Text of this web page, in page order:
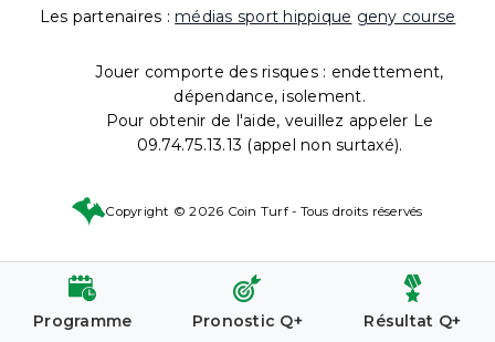
Les partenaires : médias sport hippique geny course
Jouer comporte des risques : endettement,
dépendance, isolement.
Pour obtenir de l'aide, veuillez appeler Le
09.74.75.13.13 (appel non surtaxé).
Copyright © 2026 Coin Turf - Tous droits réservés
Programme Pronostic Q+ Résultat Q+